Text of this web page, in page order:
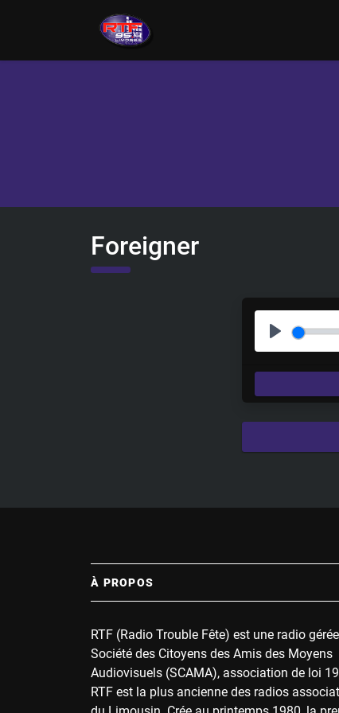
Foreigner
P
l
À PROPOS
RTF (Radio Trouble Fête) est une radio
Société des Citoyens des Amis des Moyens
Audiovisuels (SCAMA), association de loi
RTF est la plus ancienne des radios